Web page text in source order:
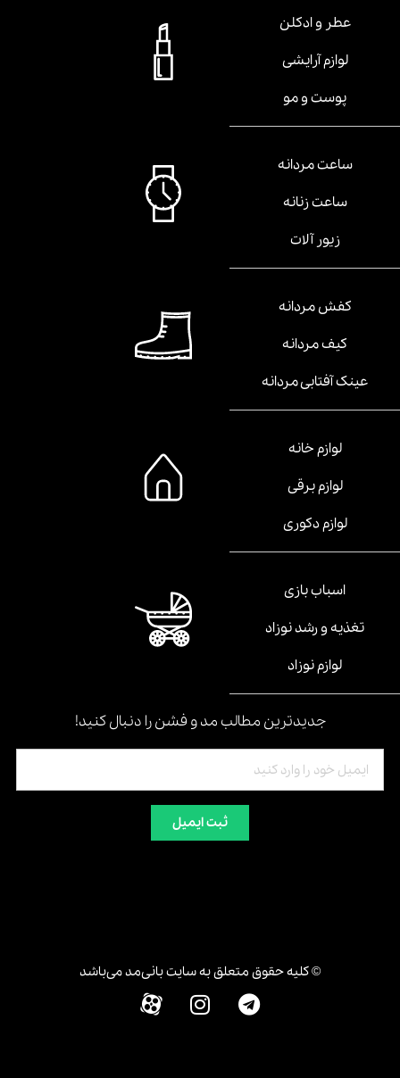
عطر و ادکلن
لوازم آرایشی
پوست و مو
ساعت مردانه
ساعت زنانه
زیور آلات
کفش مردانه
کیف مردانه
عینک آفتابی مردانه
لوازم خانه
لوازم برقی
لوازم دکوری
اسباب بازی
تغذیه و رشد نوزاد
لوازم نوزاد
جدیدترین مطالب مد و فشن را دنبال کنید!
ثبت ایمیل
© کلیه حقوق متعلق به سایت بانی‌مد می‌باشد